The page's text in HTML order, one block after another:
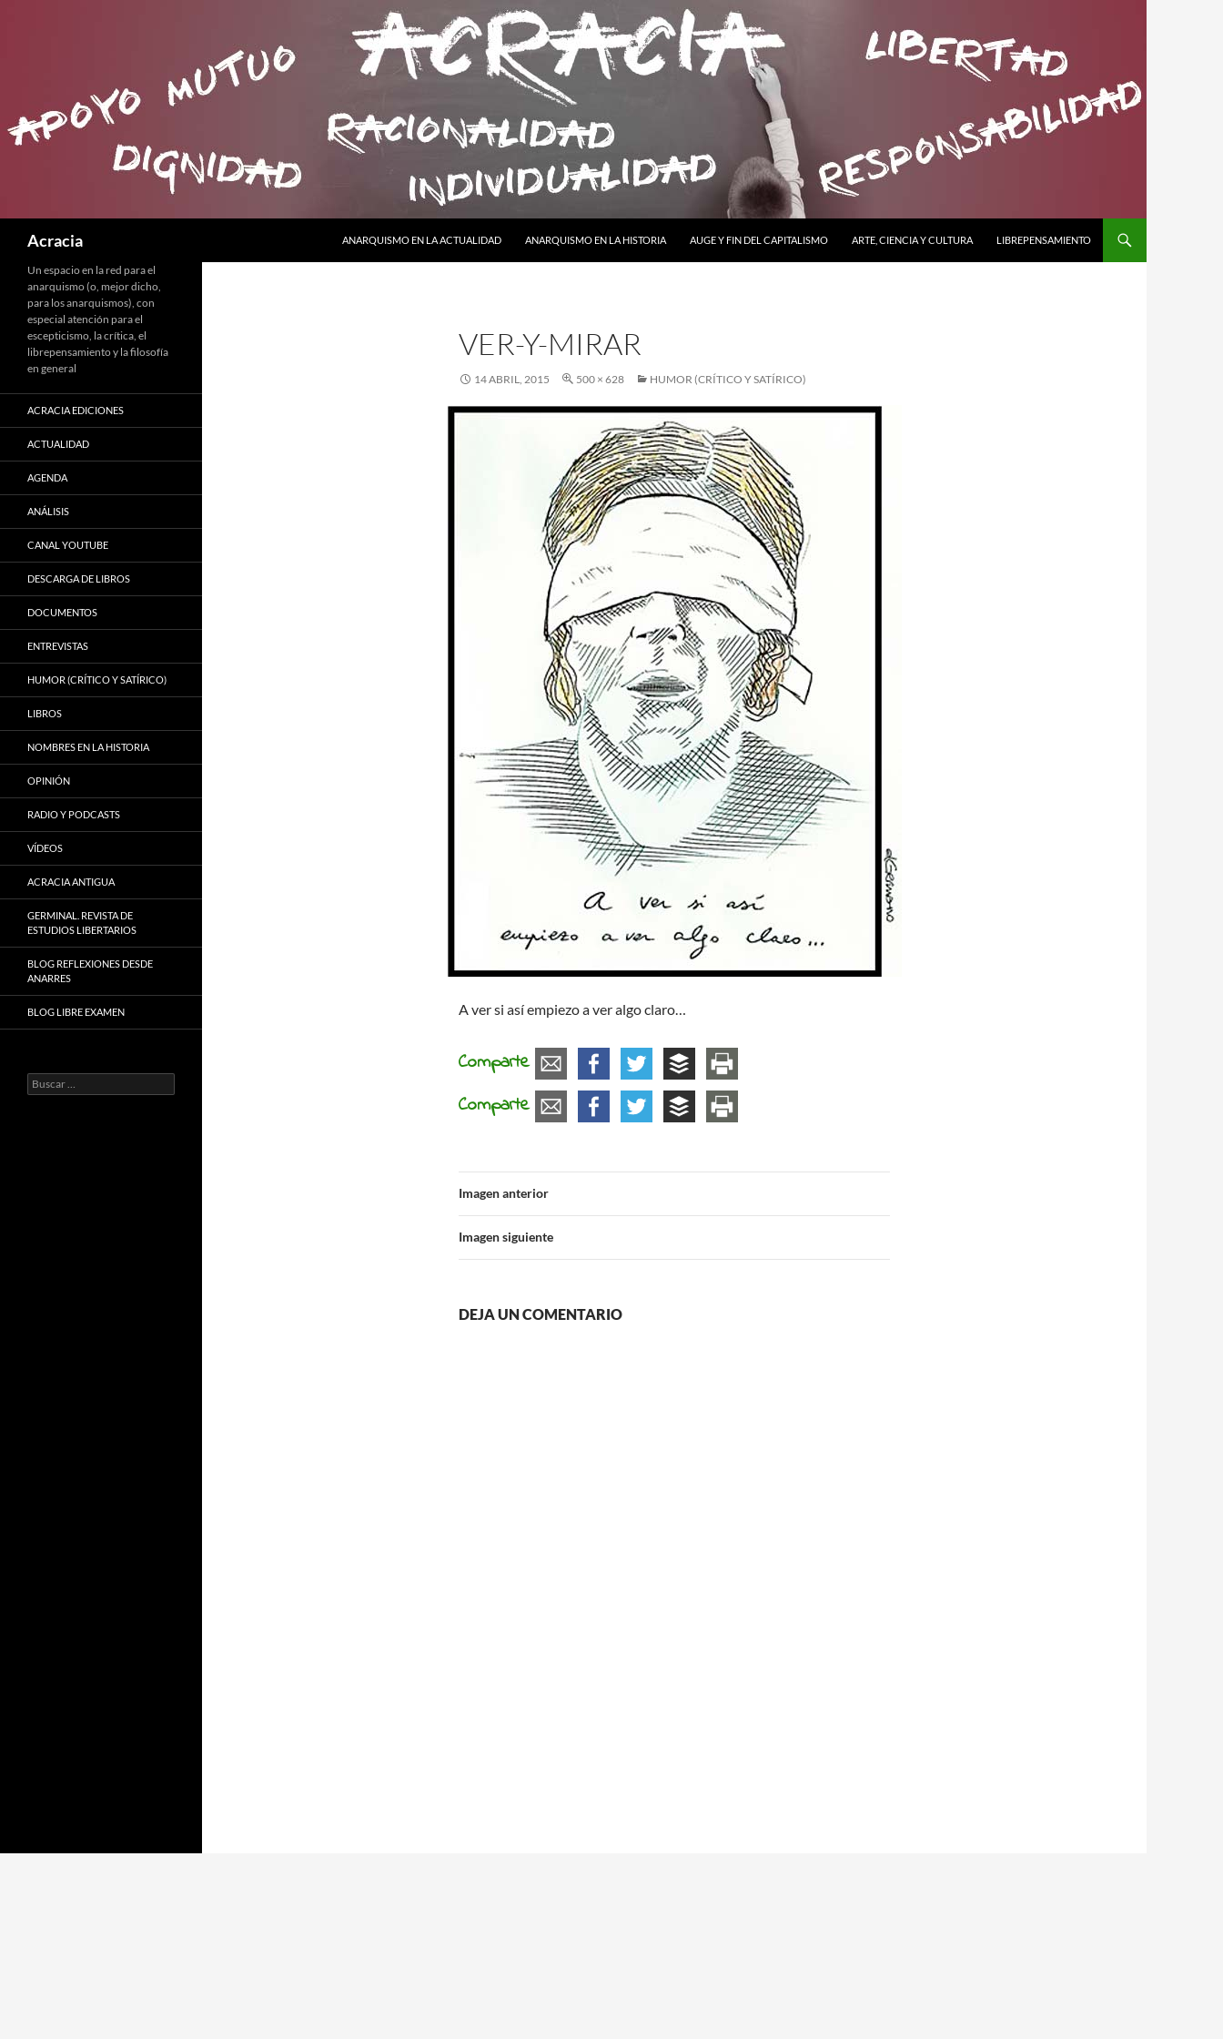
Acracia
ANARQUISMO EN LA ACTUALIDAD
ANARQUISMO EN LA HISTORIA AUGE Y FIN DEL CAPITALISMO ARTE, CIENCIA Y CULTURA LIBREPENSAMIENTO
VER-Y-MIRAR
14 ABRIL, 2015 500 × 628 HUMOR (CRÍTICO Y SATÍRICO)
A ver si así empiezo a ver algo claro…
Comparte
Comparte
Imagen anterior
Imagen siguiente
DEJA UN COMENTARIO
Un espacio en la red para el
anarquismo (o, mejor dicho,
para los anarquismos), con
especial atención para el
escepticismo, la crítica, el
librepensamiento y la filosofía
en general
ACRACIA EDICIONES
ACTUALIDAD
AGENDA
ANÁLISIS
CANAL YOUTUBE
DESCARGA DE LIBROS
DOCUMENTOS
ENTREVISTAS
HUMOR (CRÍTICO Y SATÍRICO)
LIBROS
NOMBRES EN LA HISTORIA
OPINIÓN
RADIO Y PODCASTS
VÍDEOS
ACRACIA ANTIGUA
GERMINAL. REVISTA DE
ESTUDIOS LIBERTARIOS
BLOG REFLEXIONES DESDE
ANARRES
BLOG LIBRE EXAMEN
Buscar: